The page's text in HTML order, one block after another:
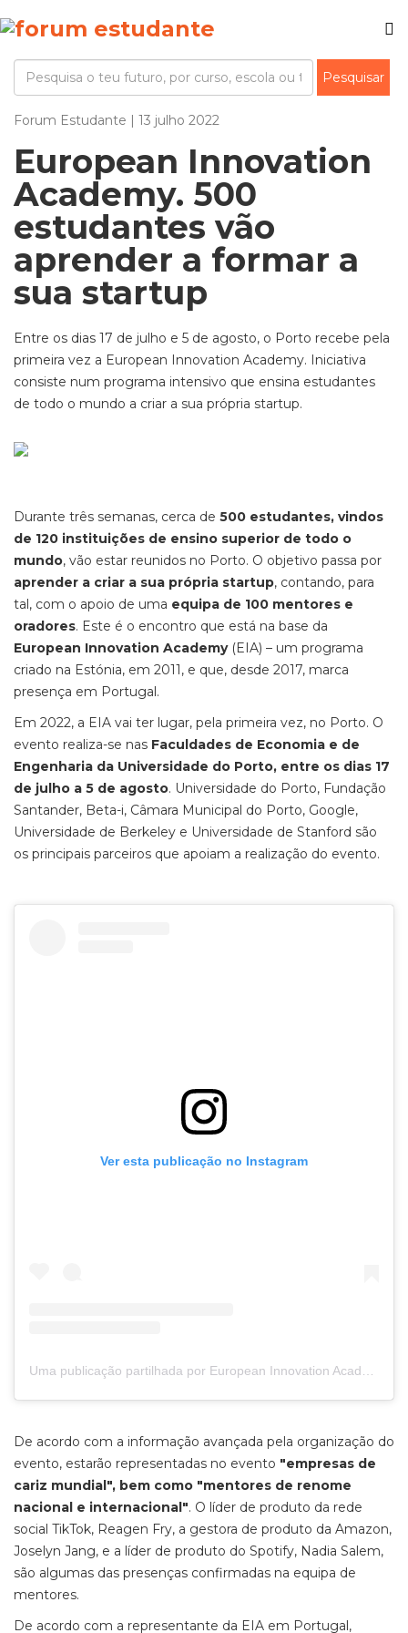
Forum Estudante | 13 julho 2022
European Innovation
Academy. 500
estudantes vão
aprender a formar a
sua startup
Entre os dias 17 de julho e 5 de agosto, o Porto recebe pela
primeira vez a European Innovation Academy. Iniciativa
consiste num programa intensivo que ensina estudantes
de todo o mundo a criar a sua própria startup.
Durante três semanas, cerca de 500 estudantes, vindos
de 120 instituições de ensino superior de todo o
mundo, vão estar reunidos no Porto. O objetivo passa por
aprender a criar a sua própria startup, contando, para
tal, com o apoio de uma equipa de 100 mentores e
oradores. Este é o encontro que está na base da
European Innovation Academy(EIA) – um programa
criado na Estónia, em 2011, e que, desde 2017, marca
presença em Portugal.
Em 2022, a EIA vai ter lugar, pela primeira vez, no Porto. O
evento realiza-se nas Faculdades de Economia e de
Engenharia da Universidade do Porto, entre os dias 17
de julho a 5 de agosto. Universidade do Porto, Fundação
Santander, Beta-i, Câmara Municipal do Porto, Google,
Universidade de Berkeley e Universidade de Stanford são
os principais parceiros que apoiam a realização do evento.
Ver esta publicação no Instagram
Uma publicação partilhada por European Innovation Academy (@eiainnovation)
De acordo com a informação avançada pela organização do
evento, estarão representadas no evento "empresas de
cariz mundial", bem como "mentores de renome
nacional e internacional". O líder de produto da rede
social TikTok, Reagen Fry, a gestora de produto da Amazon,
Joselyn Jang, e a líder de produto do Spotify, Nadia Salem,
são algumas das presenças confirmadas na equipa de
mentores.
De acordo com a representante da EIA em Portugal,